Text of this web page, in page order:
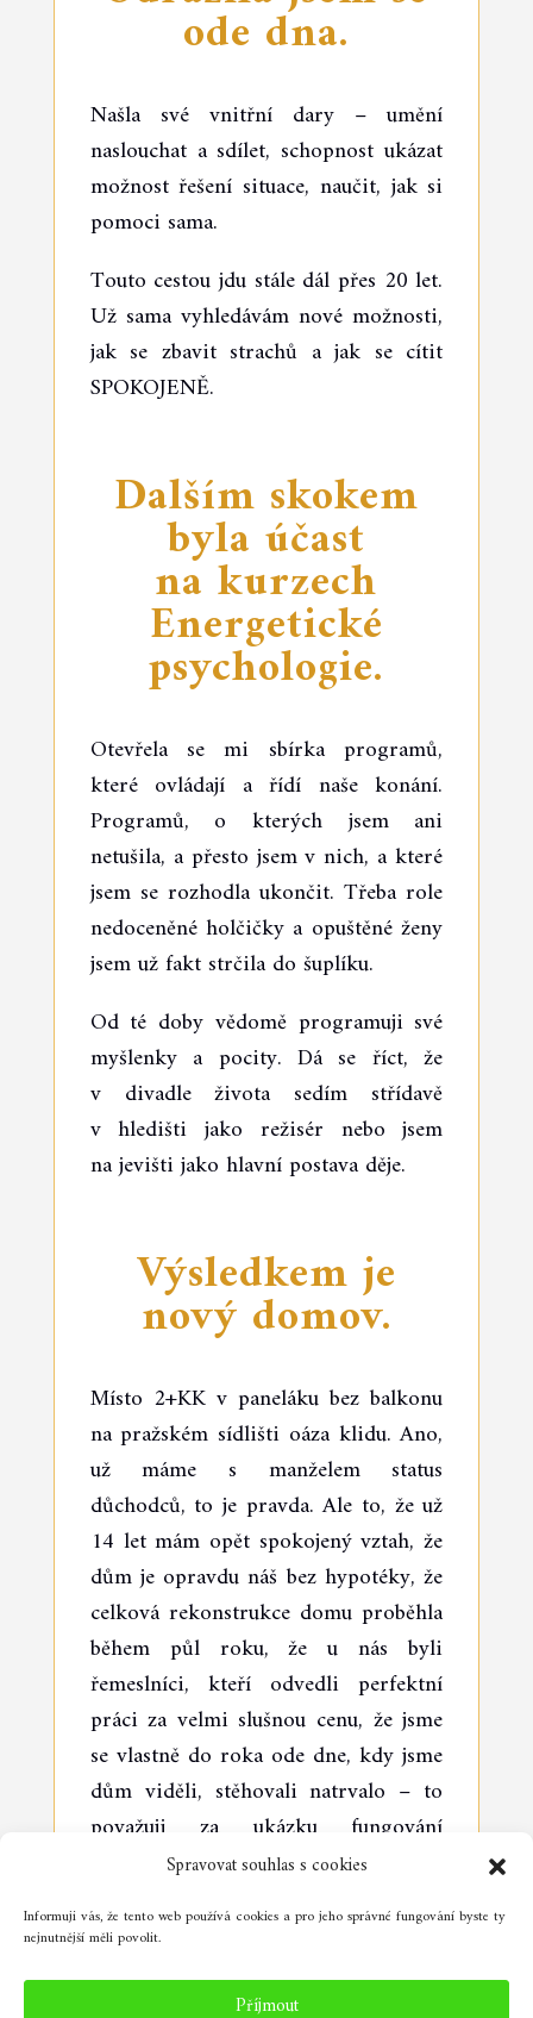
Spravovat souhlas s cookies
Informuji vás, že tento web používá cookies a pro jeho správné fungování byste ty
nejnutnější měli povolit.
Příjmout
ode dna.
Našla své vnitřní dary – umění
naslouchat a sdílet, schopnost ukázat
možnost řešení situace, naučit, jak si
pomoci sama.
Touto cestou jdu stále dál přes 20 let.
Už sama vyhledávám nové možnosti,
jak se zbavit strachů a jak se cítit
SPOKOJENĚ.
Dalším skokem
byla účast
na kurzech
Energetické
psychologie.
Otevřela se mi sbírka programů,
které ovládají a řídí naše konání.
Programů, o kterých jsem ani
netušila, a přesto jsem v nich, a které
jsem se rozhodla ukončit. Třeba role
nedoceněné holčičky a opuštěné ženy
jsem už fakt strčila do šuplíku.
Od té doby vědomě programuji své
myšlenky a pocity. Dá se říct, že
v divadle života sedím střídavě
v hledišti jako režisér nebo jsem
na jevišti jako hlavní postava děje.
Výsledkem je
nový domov.
Místo 2+KK v paneláku bez balkonu
na pražském sídlišti oáza klidu. Ano,
už máme s manželem status
důchodců, to je pravda. Ale to, že už
14 let mám opět spokojený vztah, že
dům je opravdu náš bez hypotéky, že
celková rekonstrukce domu proběhla
během půl roku, že u nás byli
řemeslníci, kteří odvedli perfektní
práci za velmi slušnou cenu, že jsme
se vlastně do roka ode dne, kdy jsme
dům viděli, stěhovali natrvalo – to
považuji za ukázku fungování
mentálního programování.
Za třešinku na dortu považuji setkání
genovými klíči
předešlých zkušeností mi dává